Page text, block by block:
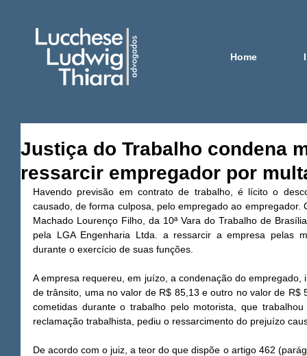
Home
Justiça do Trabalho condena
ressarcir empregador por
Havendo previsão em contrato de trabalho, é lícito o
causado, de forma culposa, pelo empregado ao empregador.
Machado Lourenço Filho, da 10ª Vara do Trabalho de
pela LGA Engenharia Ltda. a ressarcir a empresa pelas
durante o exercício de suas funções.
A empresa requereu, em juízo, a condenação do
de trânsito, uma no valor de R$ 85,13 e outro no valor de R$
cometidas durante o trabalho pelo motorista, que
reclamação trabalhista, pediu o ressarcimento do prejuízo
De acordo com o juiz, a teor do que dispõe o artigo 462